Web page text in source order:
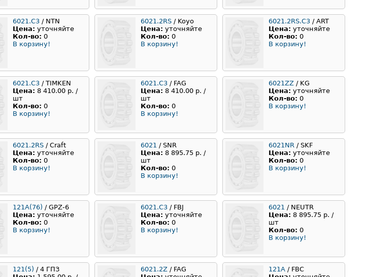
6021.C3 / NTN
Цена: уточняйте
Кол-во: 0
В корзину!
6021.2RS / Koyo
Цена: уточняйте
Кол-во: 0
В корзину!
6021.2RS.C3 / ART
Цена: уточняйте
Кол-во: 0
В корзину!
6021.C3 / TIMKEN
Цена: 8 410.00 р. /
шт
Кол-во: 0
В корзину!
6021.C3 / FAG
Цена: 8 410.00 р. /
шт
Кол-во: 0
В корзину!
6021ZZ / KG
Цена: уточняйте
Кол-во: 0
В корзину!
6021.2RS / Craft
Цена: уточняйте
Кол-во: 0
В корзину!
6021 / SNR
Цена: 8 895.75 р. /
шт
Кол-во: 0
В корзину!
6021NR / SKF
Цена: уточняйте
Кол-во: 0
В корзину!
121А(76) / GPZ-6
Цена: уточняйте
Кол-во: 0
В корзину!
6021.С3 / FBJ
Цена: уточняйте
Кол-во: 0
В корзину!
6021 / NEUTR
Цена: 8 895.75 р. /
шт
Кол-во: 0
В корзину!
121(5) / 4 ГПЗ
6021.2Z / FAG
121А / FBC